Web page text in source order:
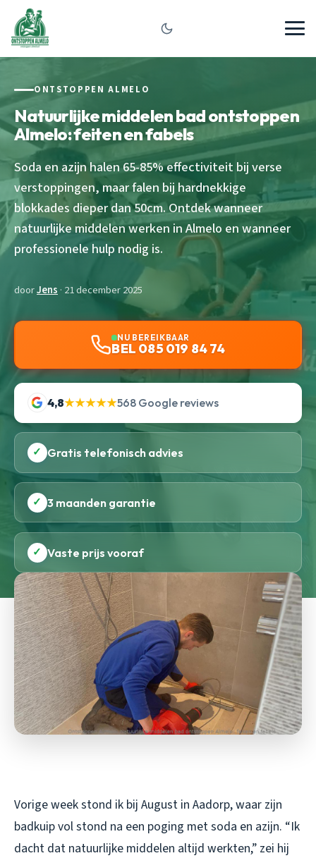
ONTSTOPPEN ALMELO
Natuurlijke middelen bad ontstoppen
Almelo: feiten en fabels
Soda en azijn halen 65-85% effectiviteit bij verse
verstoppingen, maar falen bij hardnekkige
blokkades dieper dan 50cm. Ontdek wanneer
natuurlijke middelen werken in Almelo en wanneer
professionele hulp nodig is.
doorJens · 21 december 2025
NU BEREIKBAAR
BEL 085 019 84 74
4,8★★★★★568 Google reviews
✓ Gratis telefonisch advies
✓ 3 maanden garantie
✓ Vaste prijs vooraf
Vorige week stond ik bij August in Aadorp, waar zijn
badkuip vol stond na een poging met soda en azijn. “Ik
dacht dat natuurlijke middelen altijd werkten,” zei hij